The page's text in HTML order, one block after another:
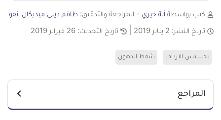
كتب بواسطة آية خيري - المراجعة والتدقيق: طاقم ديلي ميديكال انفو
تاريخ النشر: 2 يناير 2019 تاريخ التحديث: 26 فبراير 2019
تخسيس الارداف شفط الدهون
المراجع